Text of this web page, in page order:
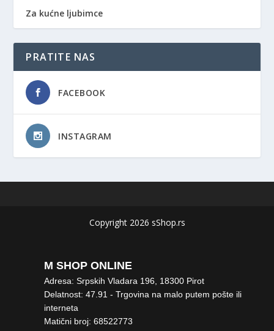
Za kućne ljubimce
PRATITE NAS
FACEBOOK
INSTAGRAM
Copyright 2026 sShop.rs
M SHOP ONLINE
Adresa: Srpskih Vladara 196, 18300 Pirot
Delatnost: 47.91 - Trgovina na malo putem pošte ili
interneta
Matični broj: 68522773